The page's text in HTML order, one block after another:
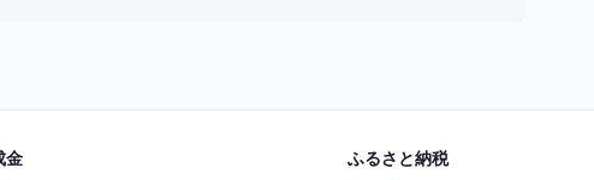
金 ふるさと納税